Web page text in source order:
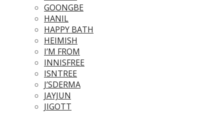
GOONGBE
HANIL
HAPPY BATH
HEIMISH
I’M FROM
INNISFREE
ISNTREE
J’SDERMA
JAYJUN
JIGOTT